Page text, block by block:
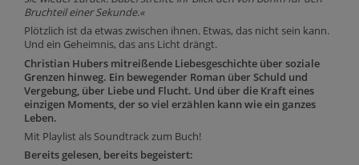
Bruchteil einer Sekunde.«
Plötzlich ist da etwas zwischen ihnen. Etwas, das nicht sein kann.
Und ein Geheimnis, das ans Licht drängt.
Christian Hubers mitreißende Liebesgeschichte über soziale
Grenzen hinweg. Ein bewegender Roman über Schuld und
Vergebung, über Liebe und Flucht. Und über die Kraft eines
einzigen Moments, der so viel erzählen kann wie ein ganzes
Leben.
Mit Playlist als Soundtrack zum Buch!
Bereits gelesen, bereits begeistert: